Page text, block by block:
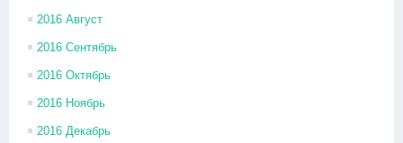
2016 Август
2016 Сентябрь
2016 Октябрь
2016 Ноябрь
2016 Декабрь